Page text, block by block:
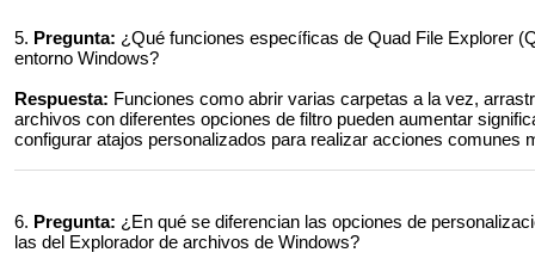
5. Pregunta: ¿Qué funciones específicas de Quad File Explorer
entorno Windows?
Respuesta: Funciones como abrir varias carpetas a la vez,
archivos con diferentes opciones de filtro pueden aumentar
configurar atajos personalizados para realizar acciones comunes
6. Pregunta: ¿En qué se diferencian las opciones de
las del Explorador de archivos de Windows?